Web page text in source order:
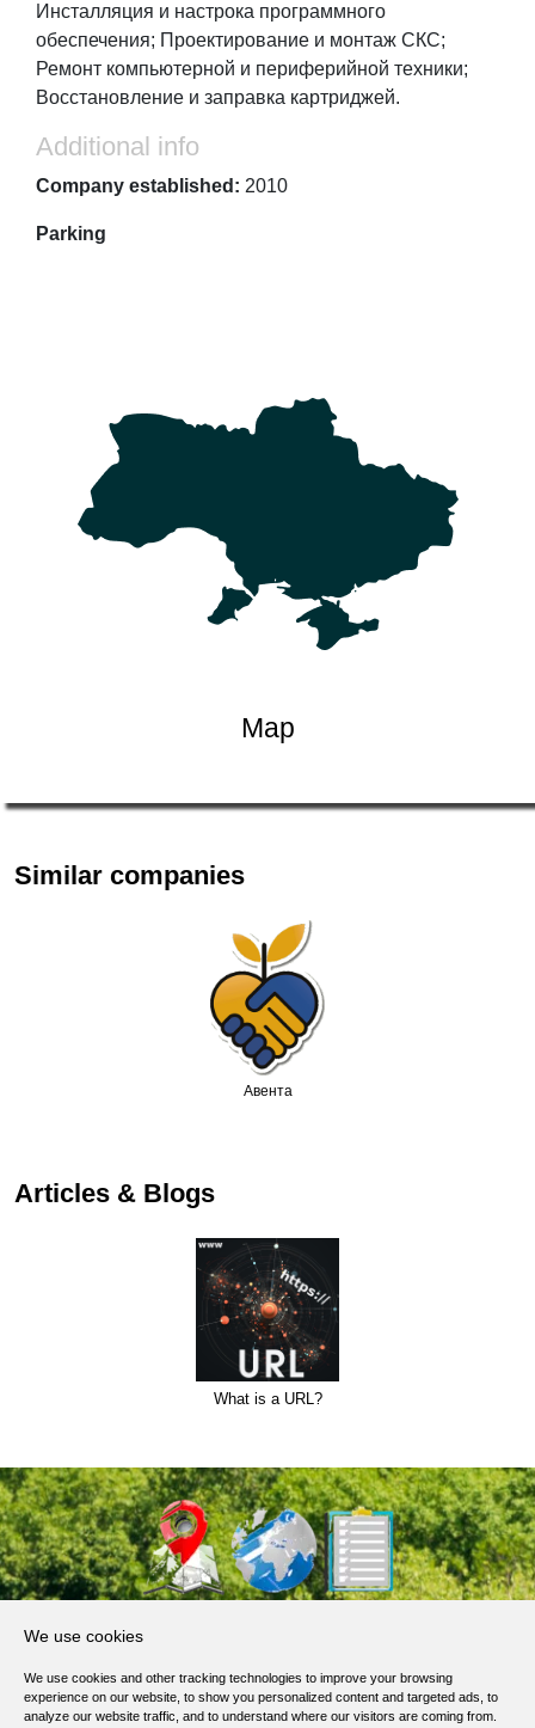
Инсталляция и настрока программного
обеспечения; Проектирование и монтаж СКС;
Ремонт компьютерной и периферийной техники;
Восстановление и заправка картриджей.
Additional info
Company established: 2010
Parking
Map
Similar companies
Авентa
Articles & Blogs
What is a URL?
Terms of Service
We use cookies
We use cookies and other tracking technologies to improve your browsing
experience on our website, to show you personalized content and targeted ads, to
analyze our website traffic, and to understand where our visitors are coming from.